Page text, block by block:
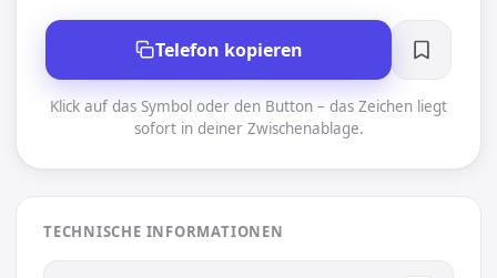
Telefon kopieren
Klick auf das Symbol oder den Button – das Zeichen liegt
sofort in deiner Zwischenablage.
TECHNISCHE INFORMATIONEN